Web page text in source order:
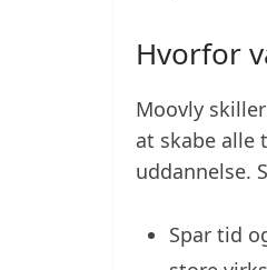
Hvorfor
Moovly
at skabe alle
uddannelse.
Spar tid